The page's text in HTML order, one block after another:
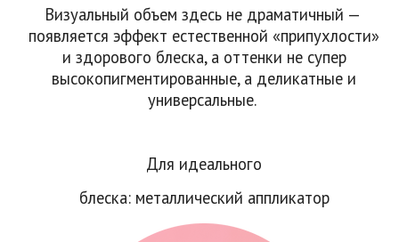
Визуальный объем здесь не драматичный —
появляется эффект естественной «припухлости»
и здорового блеска, а оттенки не супер
высокопигментированные, а деликатные и
универсальные.
Для идеального
блеска: металлический аппликатор